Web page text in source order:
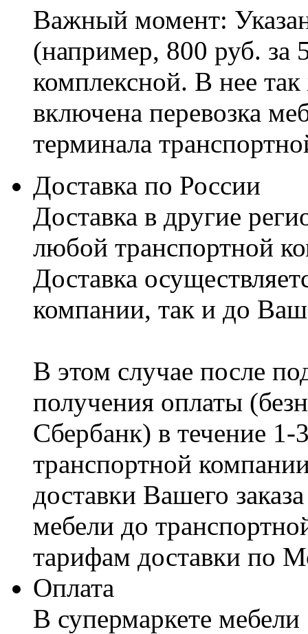
Важный момент:
(например, 800 руб. за
комплексной. В нее
включена перевозка
терминала
Доставка по России
Доставка в другие
любой транспортной
Доставка
компании, так и до
В этом случае после
получения оплаты
Сбербанк) в течение
транспортной
доставки Вашего
мебели до
тарифам доставки по
Оплата
В супермаркете